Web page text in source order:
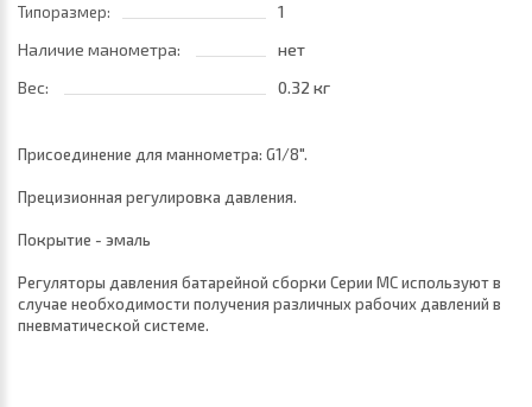
Типоразмер:
1
Наличие манометра:
нет
Вес:
0.32 кг
Присоединение для маннометра: G1/8".
Прецизионная регулировка давления.
Покрытие - эмаль
Регуляторы давления батарейной сборки Серии МС используют в
случае необходимости получения различных рабочих давлений в
пневматической системе.